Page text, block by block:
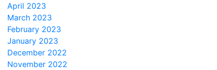
April 2023
March 2023
February 2023
January 2023
December 2022
November 2022